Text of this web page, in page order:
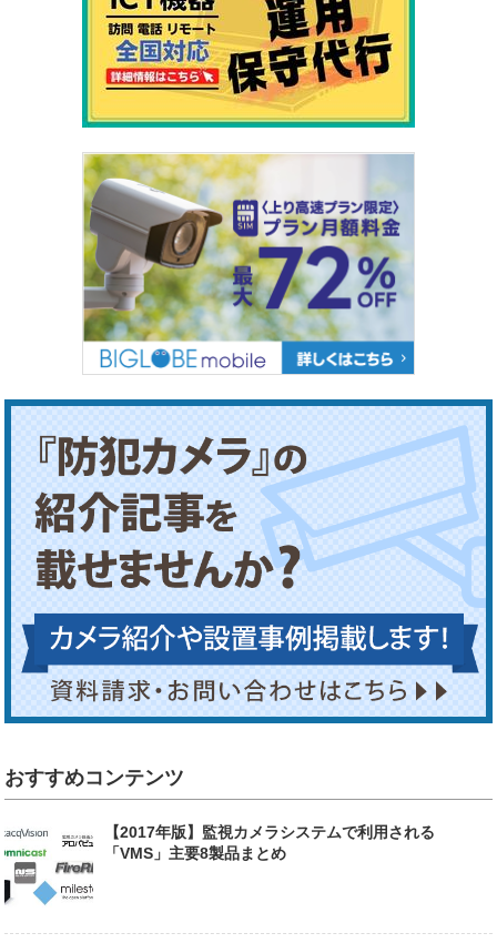
おすすめコンテンツ
【2017年版】監視カメラシステムで利用される
「VMS」主要8製品まとめ